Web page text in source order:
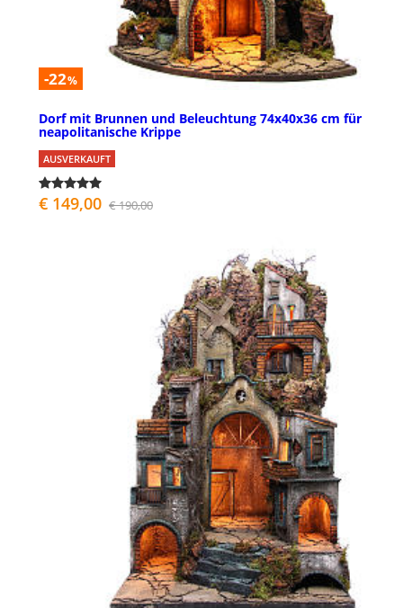
-22%
Dorf mit Brunnen und Beleuchtung 74x40x36 cm für
neapolitanische Krippe
AUSVERKAUFT
€ 149,00 € 190,00